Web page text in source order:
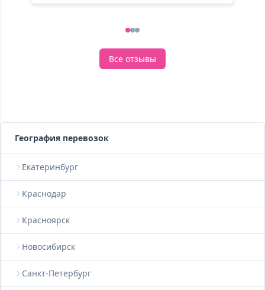
123
Все отзывы
География перевозок
Екатеринбург
Краснодар
Красноярск
Новосибирск
Санкт-Петербург